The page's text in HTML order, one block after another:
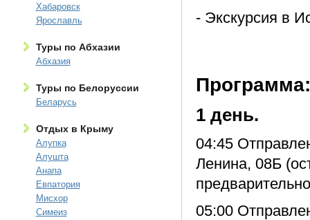
Хабаровск
Ярославль
Туры по Абхазии
Абхазия
Туры по Белоруссии
Беларусь
Отдых в Крыму
Алупка
Алушта
Анапа
Евпатория
Мисхор
Симеиз
- Экскурсия в
Программа:
1 день.
04:45
Ленина, 08Б
05:00